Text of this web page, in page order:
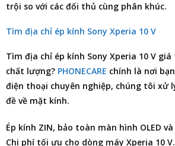
trội so với các đối thủ cùng phân khúc.
Tìm địa chỉ ép kính Sony Xperia 10 V
Tìm địa chỉ ép kính Sony Xperia 10 V giá
chất lượng? PHONECARE chính là nơi
điện thoại chuyên nghiệp, chúng tôi xử
đề về mặt kính.
Ép kính ZIN, bảo toàn màn hình OLED
Chi phí tối ưu cho dòng máy Xperia 10 V.